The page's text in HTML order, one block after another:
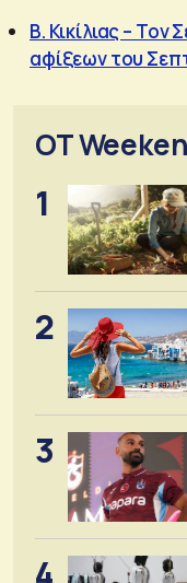
Β. Κικίλιας –
αφίξεων του
OT
1
2
3
4